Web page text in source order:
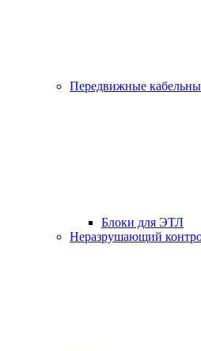
Передвижные
Блоки для ЭТЛ
Неразрушающий